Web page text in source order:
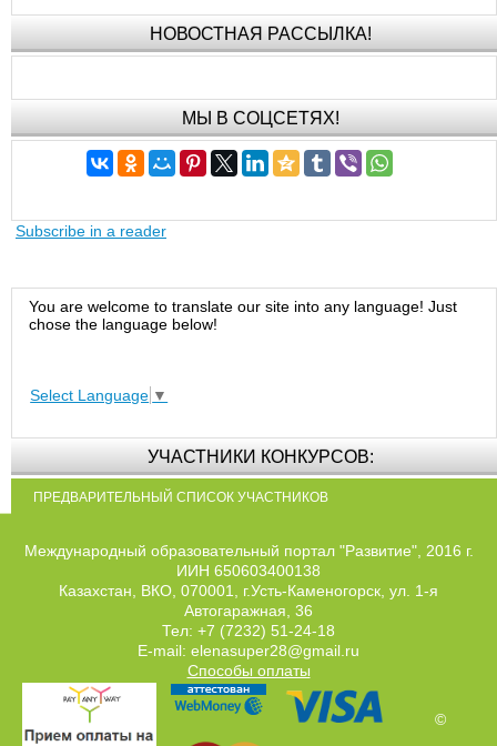
НОВОСТНАЯ РАССЫЛКА!
МЫ В СОЦСЕТЯХ!
Subscribe in a reader
You are welcome to translate our site into any language! Just
chose the language below!
Select Language ▼
УЧАСТНИКИ КОНКУРСОВ:
ПРЕДВАРИТЕЛЬНЫЙ СПИСОК УЧАСТНИКОВ
Международный образовательный портал "Развитие", 2016 г.
ИИН 650603400138
Казахстан, ВКО, 070001, г.Усть-Каменогорск, ул. 1-я
Автогаражная, 36
Тел: +7 (7232) 51-24-18
E-mail: elenasuper28@gmail.ru
Способы оплаты
©